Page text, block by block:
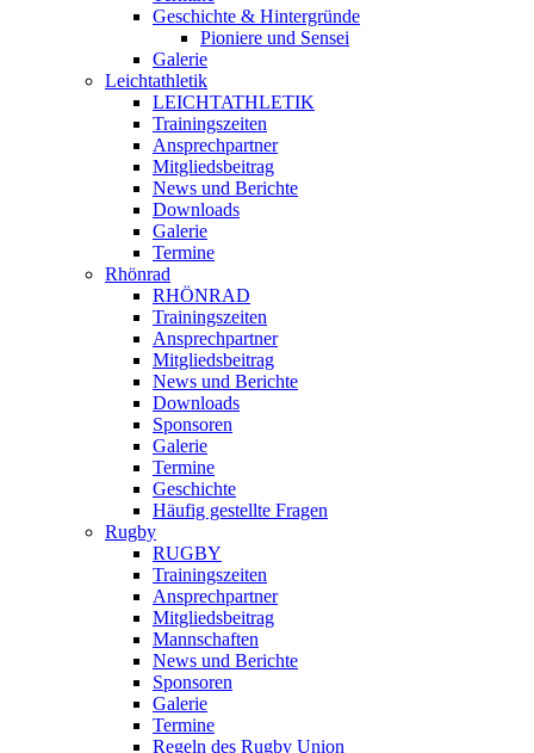
Geschichte & Hintergründe
Pioniere und Sensei
Galerie
Leichtathletik
LEICHTATHLETIK
Trainingszeiten
Ansprechpartner
Mitgliedsbeitrag
News und Berichte
Downloads
Galerie
Termine
Rhönrad
RHÖNRAD
Trainingszeiten
Ansprechpartner
Mitgliedsbeitrag
News und Berichte
Downloads
Sponsoren
Galerie
Termine
Geschichte
Häufig gestellte Fragen
Rugby
RUGBY
Trainingszeiten
Ansprechpartner
Mitgliedsbeitrag
Mannschaften
News und Berichte
Sponsoren
Galerie
Termine
Regeln des Rugby Union